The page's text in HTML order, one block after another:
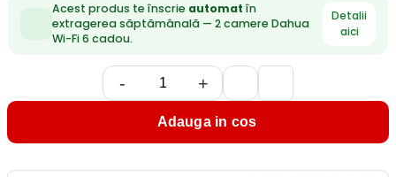
Acest produs te înscrie automat în
extragerea săptămânală — 2 camere Dahua
Wi-Fi 6 cadou.
Detalii
aici
- +
Adauga in cos